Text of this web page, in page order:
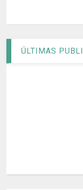
ÚLTIMAS